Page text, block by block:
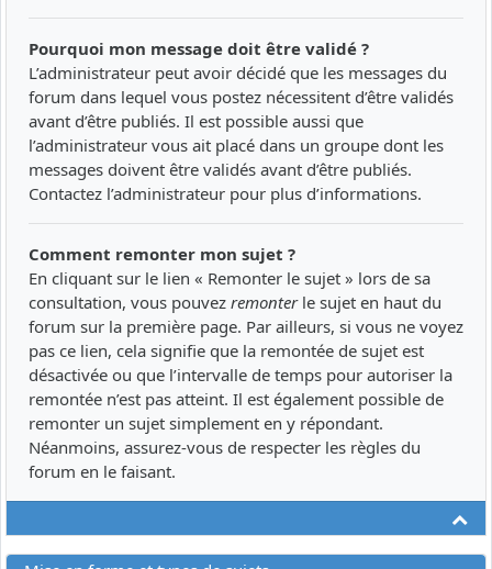
Pourquoi mon message doit être validé ?
L’administrateur peut avoir décidé que les messages du
forum dans lequel vous postez nécessitent d’être validés
avant d’être publiés. Il est possible aussi que
l’administrateur vous ait placé dans un groupe dont les
messages doivent être validés avant d’être publiés.
Contactez l’administrateur pour plus d’informations.
Comment remonter mon sujet ?
En cliquant sur le lien « Remonter le sujet » lors de sa
consultation, vous pouvez remonterle sujet en haut du
forum sur la première page. Par ailleurs, si vous ne voyez
pas ce lien, cela signifie que la remontée de sujet est
désactivée ou que l’intervalle de temps pour autoriser la
remontée n’est pas atteint. Il est également possible de
remonter un sujet simplement en y répondant.
Néanmoins, assurez-vous de respecter les règles du
forum en le faisant.